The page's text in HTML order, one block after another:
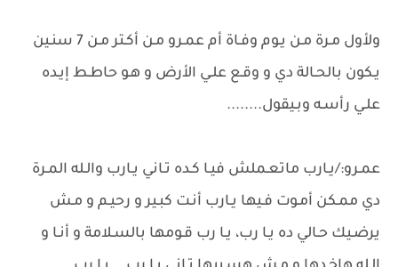
ولأول مـرة مـن يـوم وفـاة أم عمـرو مـن أكـتر مـن 7 سنـين
يـكون بالحـالة دي و وقـع علـي الأرض و هـو حاطـط إيـده
علـي رأسـه وبـيقول........
عمـرو:/يـارب ماتعـملش فيـا كـده تـاني يـارب والـله المـرة
دي ممـكن أمـوت فـيها يـارب أنـت كبـير و رحيـم و مـش
يرضـيك حـالي ده يـا رب، يـا رب قـومها بالسـلامة و أنـا و